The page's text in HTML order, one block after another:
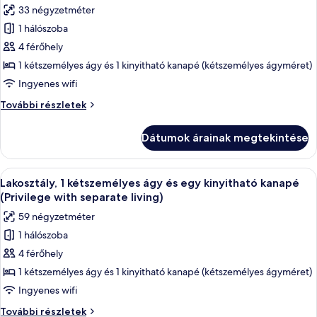
összes
képének
megtekintése:
Junior
lakosztály,
1
kétszemélyes
és
egy
kinyitható
kanapé
33 négyzetméter
1 hálószoba
4 férőhely
1 kétszemélyes ágy és 1 kinyitható kanapé (kétszemélyes ágyméret)
Ingyenes wifi
További részletek
Junior
ágy
és
egy
kinyitható
kanapé
további
részletei
Dátumok árainak megtekintése
A
következő
szoba
összes
képének
megtekintése:
Lakosztály,
1
kétszemélyes
Egy modern szállodai szoba,
5
Lakosztály, 1 kétszemélyes ágy és egy kinyitható kanapé
(Privilege with separate living)
59 négyzetméter
1 hálószoba
4 férőhely
1 kétszemélyes ágy és 1 kinyitható kanapé (kétszemélyes ágyméret)
Ingyenes wifi
További részletek
Lakosztály,